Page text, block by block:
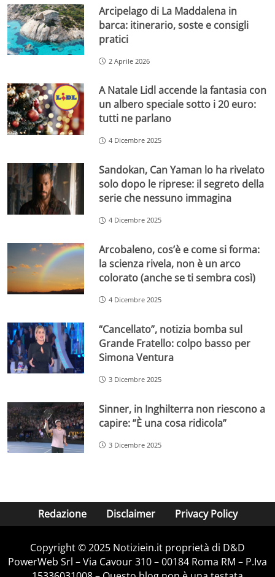
Arcipelago di La Maddalena in
barca: itinerario, soste e consigli
pratici
2 Aprile 2026
A Natale Lidl accende la fantasia con
un albero speciale sotto i 20 euro:
tutti ne parlano
4 Dicembre 2025
Sandokan, Can Yaman lo ha rivelato
solo dopo le riprese: il segreto della
serie che nessuno immagina
4 Dicembre 2025
Arcobaleno, cos’è e come si forma:
la scienza rivela, non è un arco
colorato (anche se ti sembra così)
4 Dicembre 2025
“Cancellato”, notizia bomba sul
Grande Fratello: colpo basso per
Simona Ventura
3 Dicembre 2025
Sinner, in Inghilterra non riescono a
capire: ”È una cosa ridicola”
3 Dicembre 2025
Redazione Disclaimer Privacy Policy
Copyright © 2025 Notiziein.it proprietà di D&D
PowerWeb Srl – Via Cavour 310 – 00184 Roma RM – P.Iva